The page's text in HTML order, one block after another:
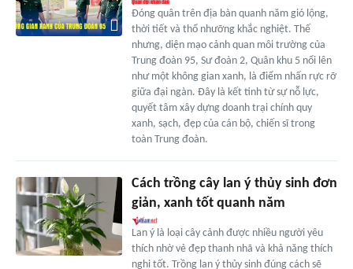
Đóng quân trên địa bàn quanh năm gió lộng,
thời tiết và thổ nhưỡng khắc nghiệt. Thế
nhưng, diện mạo cảnh quan môi trường của
Trung đoàn 95, Sư đoàn 2, Quân khu 5 nổi lên
như một không gian xanh, là điểm nhấn rực rỡ
giữa đại ngàn. Đây là kết tinh từ sự nỗ lực,
quyết tâm xây dựng doanh trại chính quy
xanh, sạch, đẹp của cán bộ, chiến sĩ trong
toàn Trung đoàn.
Cách trồng cây lan ý thủy sinh đơn
giản, xanh tốt quanh năm
Lan ý là loại cây cảnh được nhiều người yêu
thích nhờ vẻ đẹp thanh nhã và khả năng thích
nghi tốt. Trồng lan ý thủy sinh đúng cách sẽ